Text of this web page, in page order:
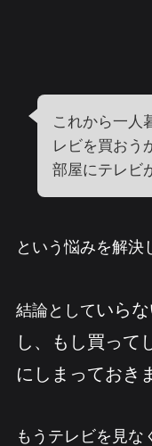
これから一人
レビを買おう
部屋にテレビ
という悩みを解決
結論としていら
し、もし買って
にしまっておき
もうテレビを見な